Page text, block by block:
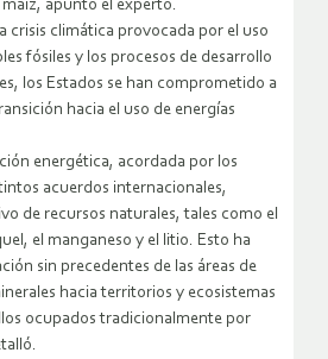
apuntó el experto.
crisis climática provocada por el uso
fósiles y los procesos de desarrollo
los Estados se han comprometido a
hacia el uso de energías
energética, acordada por los
acuerdos internacionales,
de recursos naturales, tales como el
el manganeso y el litio. Esto ha
sin precedentes de las áreas de
hacia territorios y ecosistemas
ocupados tradicionalmente por